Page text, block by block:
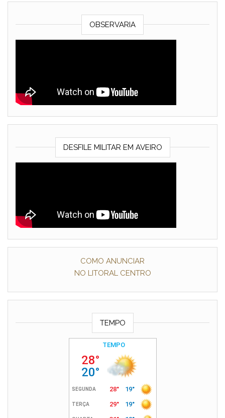
OBSERVARIA
DESFILE MILITAR EM AVEIRO
COMO ANUNCIAR
NO LITORAL CENTRO
TEMPO